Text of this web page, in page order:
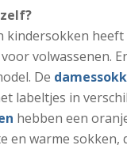
kindersokken heeft
volwassenen.
De
labeltjes in
hebben een
en warme sokken,